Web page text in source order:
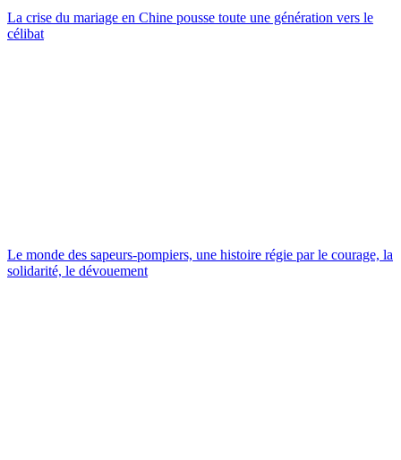
La crise du mariage en Chine pousse toute une génération vers le
célibat
Le monde des sapeurs-pompiers, une histoire régie par le courage, la
solidarité, le dévouement